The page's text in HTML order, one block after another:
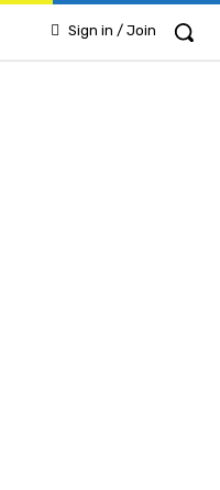
Sign in / Join